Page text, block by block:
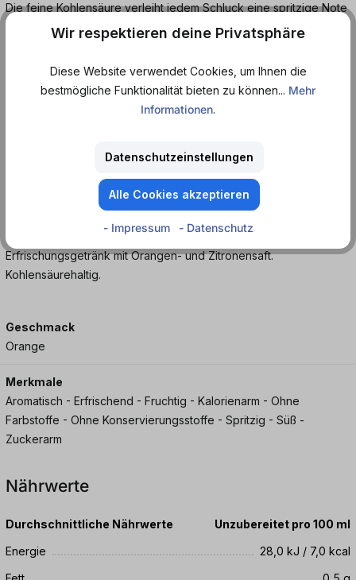
Die feine Kohlensäure verleiht jedem Schluck eine spritzige Note
und macht Gasteiner Orange zum gesunden und leckeren
Mit seinem reinen Fruchtsaft und nur minimalen Kalorien ist
Gasteiner Orange die perfekte Wahl für alle, die auf eine
Jetzt die fruchtige Erfrischung von Gasteiner Orange bequem
online bei Dosenmatrosen.de bestellen und den Geschmack der
Erfrischungsgetränk mit Orangen- und Zitronensaft.
Kohlensäurehaltig.
Geschmack
Orange
Merkmale
Aromatisch - Erfrischend - Fruchtig - Kalorienarm - Ohne
Farbstoffe - Ohne Konservierungsstoffe - Spritzig - Süß -
Zuckerarm
Nährwerte
Durchschnittliche Nährwerte
Unzubereitet pro 100 ml
Energie
28,0 kJ / 7,0 kcal
Wir respektieren deine Privatsphäre
Diese Website verwendet Cookies, um Ihnen die
bestmögliche Funktionalität bieten zu können... Mehr
Informationen.
Datenschutzeinstellungen
Alle Cookies akzeptieren
- Impressum - Datenschutz